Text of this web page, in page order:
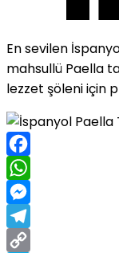
En sevilen
mahsullü Paella
lezzet şöleni için
Facebook
WhatsApp
Messenger
Telegram